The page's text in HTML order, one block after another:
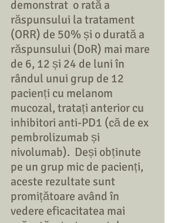
demonstrat  o rată a
răspunsului la tratament
(ORR) de 50% și o durată a
răspunsului (DoR) mai mare
de 6, 12 și 24 de luni în
rândul unui grup de 12
pacienți cu melanom
mucozal, tratați anterior cu
inhibitori anti-PD1 (că de ex
pembrolizumab și
nivolumab).  Deși obținute
pe un grup mic de pacienți,
aceste rezultate sunt
promițătoare având în
vedere eficacitatea mai